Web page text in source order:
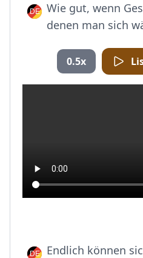
Wie gut, wenn
denen man sich
0.5x
Endlich können